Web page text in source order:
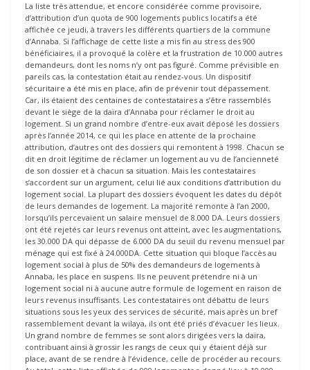
La liste très attendue, et encore considérée comme provisoire,
d’attribution d’un quota de 900 logements publics locatifs a été
affichée ce jeudi, à travers les différents quartiers de la commune
d’Annaba. Si l’affichage de cette liste a mis fin au stress des 900
bénéficiaires, il a provoqué la colère et la frustration de 10.000 autres
demandeurs, dont les noms n’y ont pas figuré. Comme prévisible en
pareils cas, la contestation était au rendez-vous. Un dispositif
sécuritaire a été mis en place, afin de prévenir tout dépassement.
Car, ils étaient des centaines de contestataires a s’être rassemblés
devant le siège de la daïra d’Annaba pour réclamer le droit au
logement. Si un grand nombre d’entre-eux avait déposé les dossiers
après l’année 2014, ce qui les place en attente de la prochaine
attribution, d’autres ont des dossiers qui remontent à 1998. Chacun se
dit en droit légitime de réclamer un logement au vu de l’ancienneté
de son dossier et à chacun sa situation. Mais les contestataires
s’accordent sur un argument, celui lié aux conditions d’attribution du
logement social. La plupart des dossiers évoquent les dates du dépôt
de leurs demandes de logement. La majorité remonte à l’an 2000,
lorsqu’ils percevaient un salaire mensuel de 8.000 DA. Leurs dossiers
ont été rejetés car leurs revenus ont atteint, avec les augmentations,
les 30.000 DA qui dépasse de 6.000 DA du seuil du revenu mensuel par
ménage qui est fixé à 24.000DA. Cette situation qui bloque l’accès au
logement social à plus de 50% des demandeurs de logements à
Annaba, les place en suspens. Ils ne peuvent prétendre ni à un
logement social ni à aucune autre formule de logement en raison de
leurs revenus insuffisants. Les contestataires ont débattu de leurs
situations sous les yeux des services de sécurité, mais après un bref
rassemblement devant la wilaya, ils ont été priés d’évacuer les lieux.
Un grand nombre de femmes se sont alors dirigées vers la daïra,
contribuant ainsi à grossir les rangs de ceux qui y étaient déjà sur
place, avant de se rendre à l’évidence, celle de procéder au recours.